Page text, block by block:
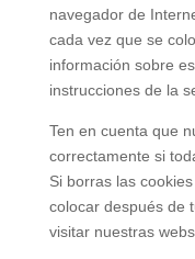
navegador de
cada vez que se
información sobre
instrucciones de la
Ten en cuenta que
correctamente si
Si borras las
colocar después de
visitar nuestras